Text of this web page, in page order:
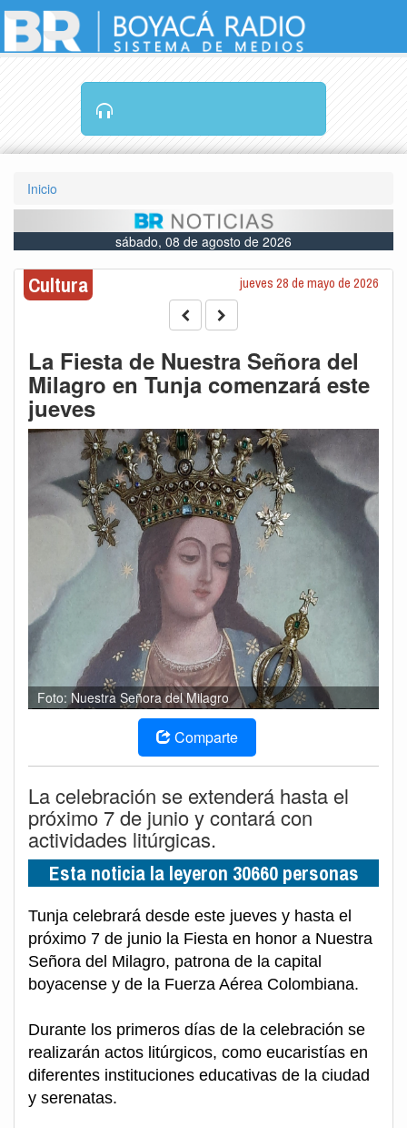
Inicio
sábado, 08 de agosto de 2026
Cultura jueves 28 de mayo de 2026
La Fiesta de Nuestra Señora del
Milagro en Tunja comenzará este
jueves
Foto: Nuestra Señora del Milagro
Comparte
La celebración se extenderá hasta el
próximo 7 de junio y contará con
actividades litúrgicas.
Esta noticia la leyeron 30660 personas
Tunja celebrará desde este jueves y hasta el
próximo 7 de junio la Fiesta en honor a Nuestra
Señora del Milagro, patrona de la capital
boyacense y de la Fuerza Aérea Colombiana.
Durante los primeros días de la celebración se
realizarán actos litúrgicos, como eucaristías en
diferentes instituciones educativas de la ciudad
y serenatas.